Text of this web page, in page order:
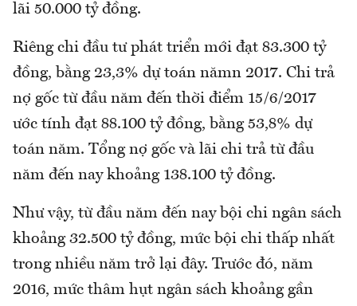
lãi 50.000 tỷ đồng.
Riêng chi đầu tư phát triển mới đạt 83.300 tỷ
đồng, bằng 23,3% dự toán nămn 2017. Chi trả
nợ gốc từ đầu năm đến thời điểm 15/6/2017
ước tính đạt 88.100 tỷ đồng, bằng 53,8% dự
toán năm. Tổng nợ gốc và lãi chi trả từ đầu
năm đến nay khoảng 138.100 tỷ đồng.
Như vậy, từ đầu năm đến nay bội chi ngân sách
khoảng 32.500 tỷ đồng, mức bội chi thấp nhất
trong nhiều năm trở lại đây. Trước đó, năm
2016, mức thâm hụt ngân sách khoảng gần